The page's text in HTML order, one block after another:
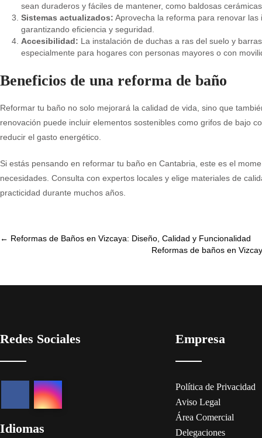
sean duraderos y fáciles de mantener, como baldosas
Sistemas actualizados: Aprovecha la reforma para renovar
garantizando eficiencia y seguridad.
Accesibilidad: La instalación de duchas a ras del suelo y
especialmente para hogares con personas mayores o con
Beneficios de una reforma de baño
Reformar tu baño no solo mejorará la calidad de vida, sino que
renovación puede incluir elementos sostenibles como grifos de bajo
reducir el gasto energético.
Si estás pensando en reformar tu baño en Cantabria, este es el
necesidades. Consulta con expertos locales y elige materiales de
practicidad durante muchos años.
Post
← Reformas de Baños en Vizcaya: Diseño, Calidad y Funcionalidad
Reformas de baños en
Redes Sociales
Idiomas
Empresa
Política de Privacidad
Aviso Legal
Área Comercial
Delegaciones